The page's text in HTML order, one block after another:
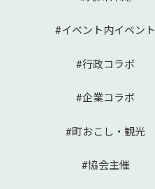
#イベント内イベント
#行政コラボ
#企業コラボ
#町おこし・観光
#協会主催